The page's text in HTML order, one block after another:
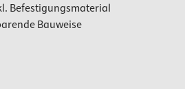
Befestigungsmaterial
Bauweise